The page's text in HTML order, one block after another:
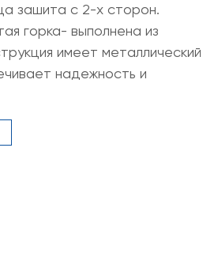
зашита с 2-х сторон.
горка- выполнена из
имеет металлический
надежность и